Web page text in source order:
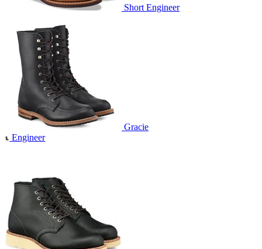
Short Engineer
Gracie
Engineer